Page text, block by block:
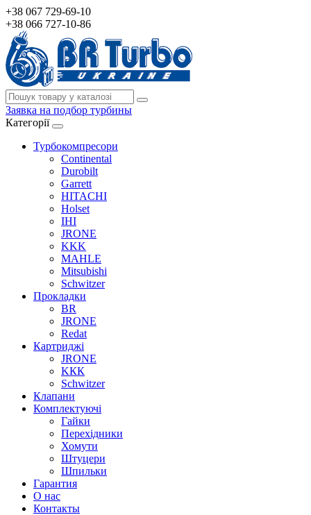
+38 067 729-69-10
+38 066 727-10-86
Заявка на подбор турбины
Категорії
Турбокомпресори
Continental
Durobilt
Garrett
HITACHI
Holset
IHI
JRONE
KKK
MAHLE
Mitsubishi
Schwitzer
Прокладки
BR
JRONE
Redat
Картриджі
JRONE
KКК
Schwitzer
Клапани
Комплектуючі
Гайки
Перехідники
Хомути
Штуцери
Шпильки
Гарантия
О нас
Контакты